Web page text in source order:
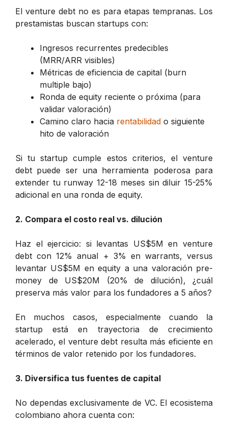
El venture debt no es para etapas tempranas. Los
prestamistas buscan startups con:
Ingresos recurrentes predecibles
(MRR/ARR visibles)
Métricas de eficiencia de capital (burn
multiple bajo)
Ronda de equity reciente o próxima (para
validar valoración)
Camino claro hacia rentabilidad o siguiente
hito de valoración
Si tu startup cumple estos criterios, el venture
debt puede ser una herramienta poderosa para
extender tu runway 12-18 meses sin diluir 15-25%
adicional en una ronda de equity.
2. Compara el costo real vs. dilución
Haz el ejercicio: si levantas US$5M en venture
debt con 12% anual + 3% en warrants, versus
levantar US$5M en equity a una valoración pre-
money de US$20M (20% de dilución), ¿cuál
preserva más valor para los fundadores a 5 años?
En muchos casos, especialmente cuando la
startup está en trayectoria de crecimiento
acelerado, el venture debt resulta más eficiente en
términos de valor retenido por los fundadores.
3. Diversifica tus fuentes de capital
No dependas exclusivamente de VC. El ecosistema
colombiano ahora cuenta con: